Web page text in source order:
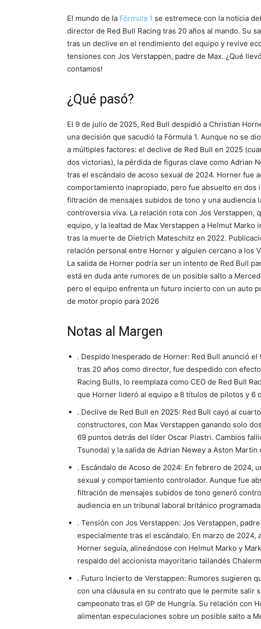
El mundo de la Fórmula 1 se estremece con la noticia del
director de Red Bull Racing tras 20 años al mando. Su
tras un declive en el rendimiento del equipo y revive
tensiones con Jos Verstappen, padre de Max. ¿Qué
contamos!
¿Qué pasó?
El 9 de julio de 2025, Red Bull despidió a Christian
una decisión que sacudió la Fórmula 1. Aunque no se
a múltiples factores: el declive de Red Bull en 2025
dos victorias), la pérdida de figuras clave como Adrian
tras el escándalo de acoso sexual de 2024. Horner fue
comportamiento inapropiado, pero fue absuelto en dos
filtración de mensajes subidos de tono y una audiencia
controversia viva. La relación rota con Jos Verstappen,
equipo, y la lealtad de Max Verstappen a Helmut
tras la muerte de Dietrich Mateschitz en 2022.
relación personal entre Horner y alguien cercano a los
La salida de Horner podría ser un intento de Red Bull
está en duda ante rumores de un posible salto a
pero el equipo enfrenta un futuro incierto con un auto
de motor propio para 2026
Notas al Margen
. Despido Inesperado de Horner: Red Bull anunció
tras 20 años como director, fue despedido con
Racing Bulls, lo reemplaza como CEO de Red Bull
que Horner lideró al equipo a 8 títulos de pilotos y 6
. Declive de Red Bull en 2025: Red Bull cayó al
constructores, con Max Verstappen ganando solo
69 puntos detrás del líder Oscar Piastri. Cambios
Tsunoda) y la salida de Adrian Newey a Aston
. Escándalo de Acoso de 2024: En febrero de 2024,
sexual y comportamiento controlador. Aunque fue
filtración de mensajes subidos de tono generó
audiencia en un tribunal laboral británico
. Tensión con Jos Verstappen: Jos Verstappen,
especialmente tras el escándalo. En marzo de 2024,
Horner seguía, alineándose con Helmut Marko y
respaldo del accionista mayoritario tailandés
. Futuro Incierto de Verstappen: Rumores sugieren
con una cláusula en su contrato que le permite salir
campeonato tras el GP de Hungría. Su relación con
alimentan especulaciones sobre un posible salto a